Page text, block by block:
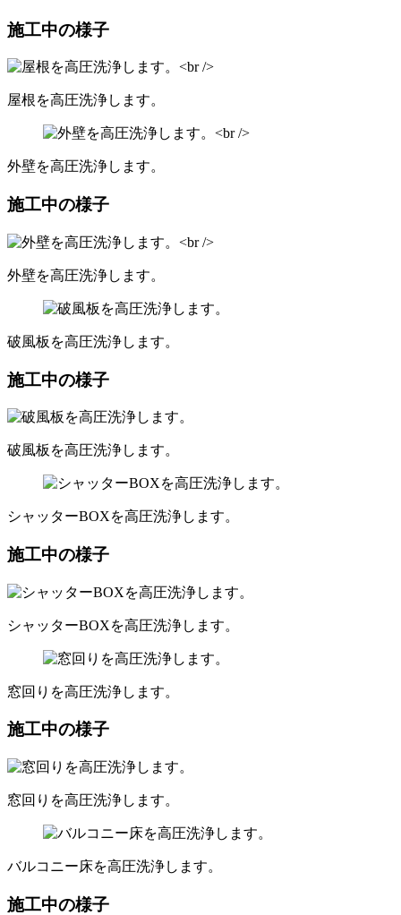
施工中の様子
屋根を高圧洗浄します。
外壁を高圧洗浄します。
施工中の様子
外壁を高圧洗浄します。
破風板を高圧洗浄します。
施工中の様子
破風板を高圧洗浄します。
シャッターBOXを高圧洗浄します。
施工中の様子
シャッターBOXを高圧洗浄します。
窓回りを高圧洗浄します。
施工中の様子
窓回りを高圧洗浄します。
バルコニー床を高圧洗浄します。
施工中の様子